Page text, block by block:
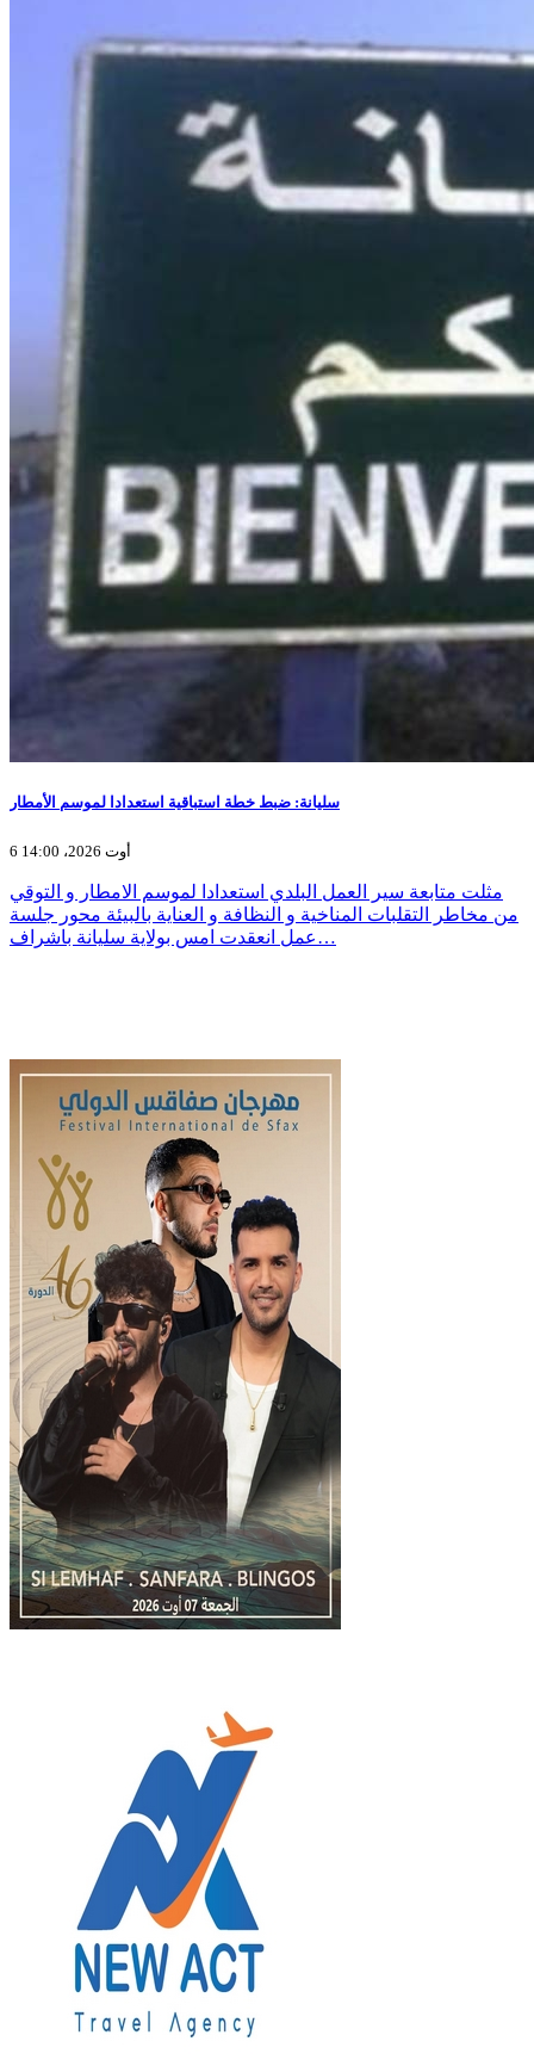
سليانة: ضبط خطة استباقية استعدادا لموسم الأمطار
6 أوت 2026، 14:00
مثلت متابعة سير العمل البلدي استعدادا لموسم الامطار و التوقي
من مخاطر التقلبات المناخية و النظافة و العناية بالبيئة محور جلسة
عمل انعقدت امس بولاية سليانة باشراف…